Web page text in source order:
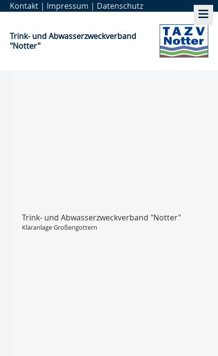
Kontakt | Impressum | Datenschutz
Trink- und Abwasser­zweckverband
"Notter"
Trink- und Abwasser­zweckverband "Notter"
Kläranlage Großengottern